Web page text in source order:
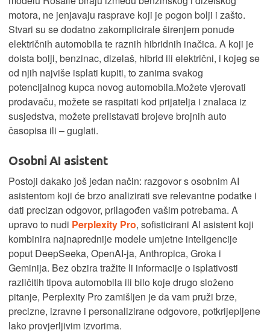
motora, ne jenjavaju rasprave koji je pogon bolji i zašto.
Stvari su se dodatno zakomplicirale širenjem ponude
električnih automobila te raznih hibridnih inačica. A koji je
doista bolji, benzinac, dizelaš, hibrid ili električni, i kojeg se
od njih najviše isplati kupiti, to zanima svakog
potencijalnog kupca novog automobila.Možete vjerovati
prodavaču, možete se raspitati kod prijatelja i znalaca iz
susjedstva, možete prelistavati brojeve brojnih auto
časopisa ili – guglati.
Osobni AI asistent
Postoji dakako još jedan način: razgovor s osobnim AI
asistentom koji će brzo analizirati sve relevantne podatke i
dati precizan odgovor, prilagođen vašim potrebama. A
upravo to nudi Perplexity Pro, sofisticirani AI asistent koji
kombinira najnaprednije modele umjetne inteligencije
poput DeepSeeka, OpenAI-ja, Anthropica, Groka i
Geminija. Bez obzira tražite li informacije o isplativosti
različitih tipova automobila ili bilo koje drugo složeno
pitanje, Perplexity Pro zamišljen je da vam pruži brze,
precizne, izravne i personalizirane odgovore, potkrijepljene
lako provjerljivim izvorima.